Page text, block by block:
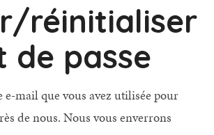
réinitialiser
de passe
e-mail que vous avez utilisée pour
de nous. Nous vous enverrons